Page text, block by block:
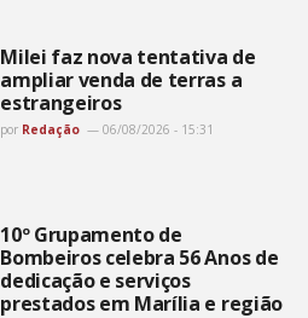
Milei faz nova tentativa de
ampliar venda de terras a
estrangeiros
por Redação 06/08/2026 - 15:31
10º Grupamento de
Bombeiros celebra 56 Anos de
dedicação e serviços
prestados em Marília e região